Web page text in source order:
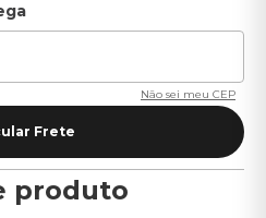
Não sei meu CEP
produto